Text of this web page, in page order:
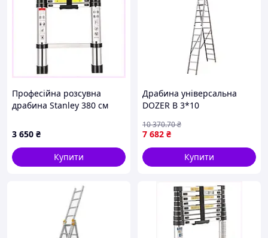
Професійна розсувна
драбина Stanley 380 см
3 650 ₴
Купити
Драбина універсальна
DOZER В 3*10
7 682 ₴
10 370.70₴
Купити